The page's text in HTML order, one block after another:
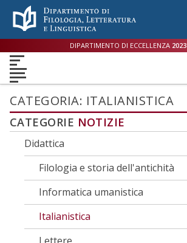
Menù accessibilità
to main menu
to content
DIPARTIMENTO DI ECCELLENZA 2023
CATEGORIA: ITALIANISTICA
CATEGORIE NOTIZIE
Didattica
Filologia e storia dell'antichità
Informatica umanistica
Italianistica